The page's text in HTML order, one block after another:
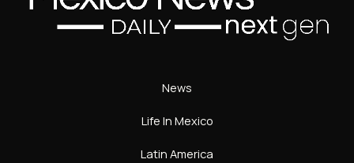
News
Life In Mexico
Latin America